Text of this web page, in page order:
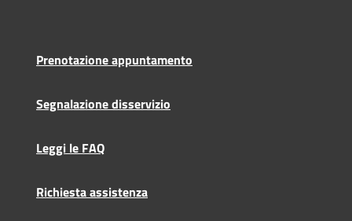
Prenotazione appuntamento
Segnalazione disservizio
Leggi le FAQ
Richiesta assistenza